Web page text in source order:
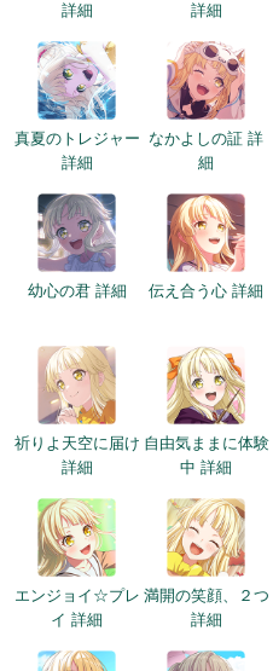
詳細
詳細
真夏のトレジャー
詳細
なかよしの証 詳
細
幼心の君 詳細 伝え合う心 詳細
祈りよ天空に届け
詳細
自由気ままに体験
中 詳細
エンジョイ☆プレ
イ 詳細
満開の笑顔、２つ
詳細